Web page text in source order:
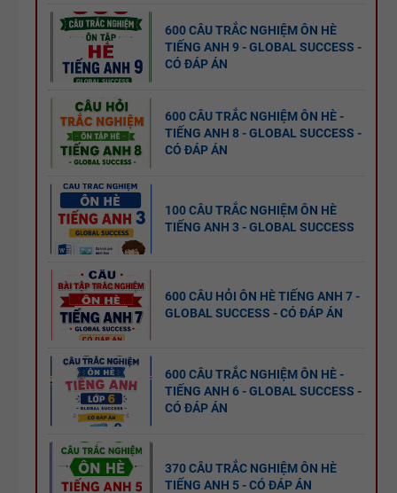
600 CÂU TRẮC NGHIỆM ÔN HÈ
TIẾNG ANH 9 - GLOBAL SUCCESS -
CÓ ĐÁP ÁN
600 CÂU TRẮC NGHIỆM ÔN HÈ -
TIẾNG ANH 8 - GLOBAL SUCCESS -
CÓ ĐÁP ÁN
100 CÂU TRẮC NGHIỆM ÔN HÈ
TIẾNG ANH 3 - GLOBAL SUCCESS
600 CÂU HỎI ÔN HÈ TIẾNG ANH 7 -
GLOBAL SUCCESS - CÓ ĐÁP ÁN
600 CÂU TRẮC NGHIỆM ÔN HÈ -
TIẾNG ANH 6 - GLOBAL SUCCESS -
CÓ ĐÁP ÁN
370 CÂU TRẮC NGHIỆM ÔN HÈ
TIẾNG ANH 5 - CÓ ĐÁP ÁN